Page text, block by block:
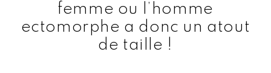
femme ou l’homme
ectomorphe a donc un atout
de taille !